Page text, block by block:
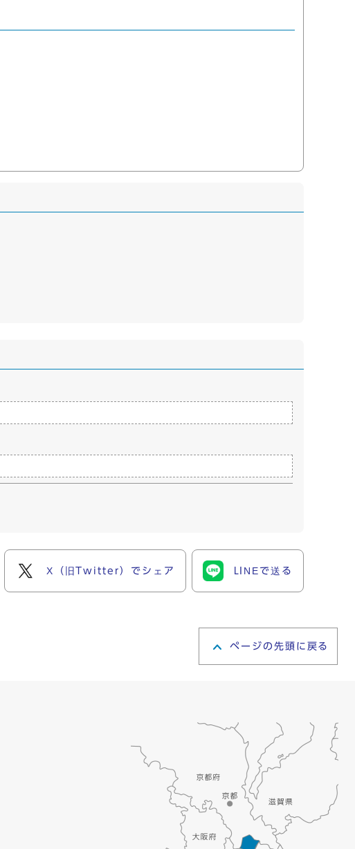
X（旧Twitter）でシェア LINEで送る
ページの先頭に戻る